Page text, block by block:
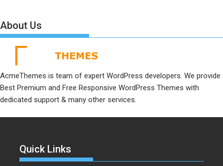
About Us
AcmeThemes is team of expert WordPress developers. We provide
Best Premium and Free Responsive WordPress Themes with
dedicated support & many other services.
Quick Links